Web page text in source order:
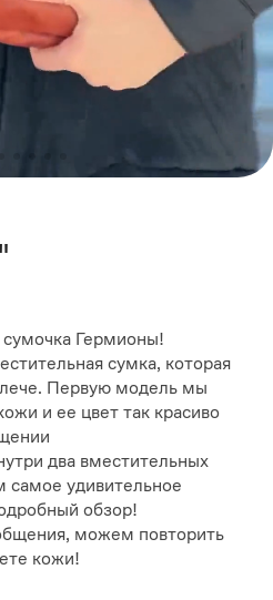
Гермионы!
сумка, которая
Первую модель мы
и ее цвет так красиво
два вместительных
удивительное
обзор!
можем повторить
кожи!